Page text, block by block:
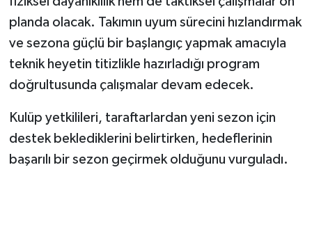
planda olacak. Takımın uyum sürecini hızlandırmak
ve sezona güçlü bir başlangıç yapmak amacıyla
teknik heyetin titizlikle hazırladığı program
doğrultusunda çalışmalar devam edecek.
Kulüp yetkilileri, taraftarlardan yeni sezon için
destek beklediklerini belirtirken, hedeflerinin
başarılı bir sezon geçirmek olduğunu vurguladı.